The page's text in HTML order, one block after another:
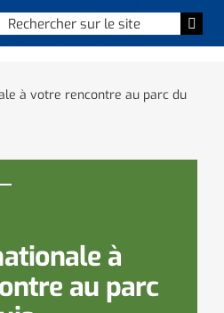
Chercher
à votre rencontre au parc du
à
au parc